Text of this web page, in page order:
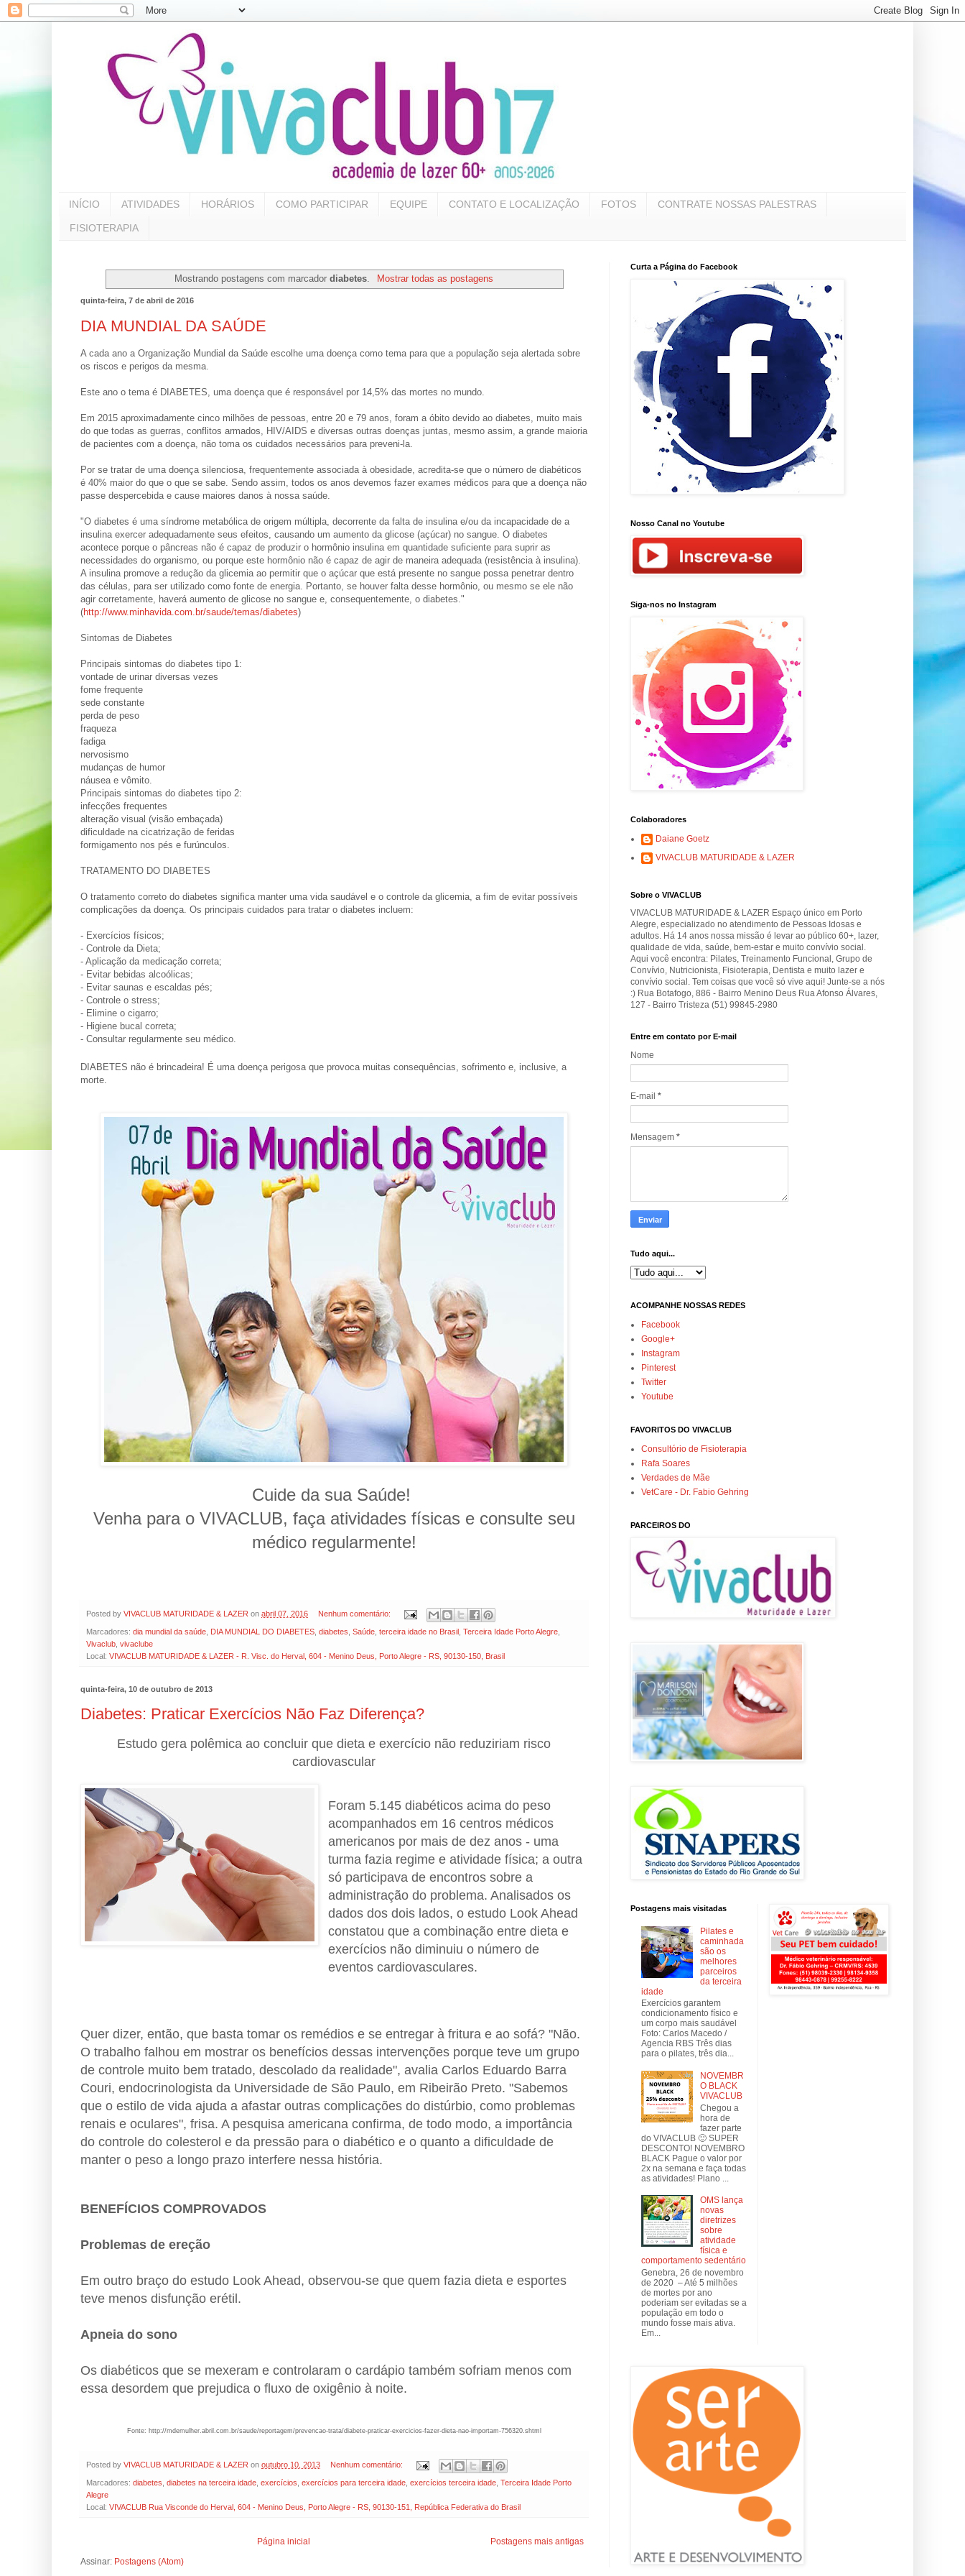
INÍCIO ATIVIDADES HORÁRIOS COMO PARTICIPAR EQUIPE CONTATO E LOCALIZAÇÃO FOTOS CONTRATE NOSSAS PALESTRAS
FISIOTERAPIA
Mostrando postagens com marcadordiabetes Mostrar todas as postagens
quinta-feira, 7 de abril de 2016
DIA MUNDIAL DA SAÚDE
A cada ano a Organização Mundial da Saúde escolhe uma doença como tema para que a população seja alertada sobre
os riscos e perigos da mesma.
Este ano o tema é DIABETES, uma doença que é responsável por 14,5% das mortes no mundo.
Em 2015 aproximadamente cinco milhões de pessoas, entre 20 e 79 anos, foram a óbito devido ao diabetes, muito mais
do que todas as guerras, conflitos armados, HIV/AIDS e diversas outras doenças juntas, mesmo assim, a grande maioria
de pacientes com a doença, não toma os cuidados necessários para preveni-la.
Por se tratar de uma doença silenciosa, frequentemente associada à obesidade, acredita-se que o número de diabéticos
é 40% maior do que o que se sabe. Sendo assim, todos os anos devemos fazer exames médicos para que a doença não
passe despercebida e cause maiores danos à nossa saúde.
"O diabetes é uma síndrome metabólica de origem múltipla, decorrente da falta de insulina e/ou da incapacidade de a
insulina exercer adequadamente seus efeitos, causando um aumento da glicose (açúcar) no sangue. O diabetes
acontece porque o pâncreas não é capaz de produzir o hormônio insulina em quantidade suficiente para suprir as
necessidades do organismo, ou porque este hormônio não é capaz de agir de maneira adequada (resistência à insulina).
A insulina promove a redução da glicemia ao permitir que o açúcar que está presente no sangue possa penetrar dentro
das células, para ser utilizado como fonte de energia. Portanto, se houver falta desse hormônio, ou mesmo se ele não
agir corretamente, haverá aumento de glicose no sangue e, consequentemente, o diabetes."
(http://www.minhavida.com.br/saude/temas/diabetes)
Sintomas de Diabetes
Principais sintomas do diabetes tipo 1:
vontade de urinar diversas vezes
fome frequente
sede constante
perda de peso
fraqueza
fadiga
nervosismo
mudanças de humor
náusea e vômito.
Principais sintomas do diabetes tipo 2:
infecções frequentes
alteração visual (visão embaçada)
dificuldade na cicatrização de feridas
formigamento nos pés e furúnculos.
TRATAMENTO DO DIABETES
O tratamento correto do diabetes significa manter uma vida saudável e o controle da glicemia, a fim de evitar possíveis
complicações da doença. Os principais cuidados para tratar o diabetes incluem:
- Exercícios físicos;
- Controle da Dieta;
- Aplicação da medicação correta;
- Evitar bebidas alcoólicas;
- Evitar saunas e escaldas pés;
- Controle o stress;
- Elimine o cigarro;
- Higiene bucal correta;
- Consultar regularmente seu médico.
DIABETES não é brincadeira! É uma doença perigosa que provoca muitas consequências, sofrimento e, inclusive, a
morte.
Cuide da sua Saúde!
Venha para o VIVACLUB, faça atividades físicas e consulte seu
médico regularmente!
Posted by VIVACLUB MATURIDADE & LAZER on abril 07, 2016 Nenhum comentário:
Marcadores: dia mundial da saúde DIA MUNDIAL DO DIABETES diabetes Saúde terceira idade no Brasil Terceira Idade Porto Alegre
Vivaclub vivaclube
Local: VIVACLUB MATURIDADE & LAZER - R. Visc. do Herval, 604 - Menino Deus, Porto Alegre - RS, 90130-150, Brasil
quinta-feira, 10 de outubro de 2013
Diabetes: Praticar Exercícios Não Faz Diferença?
Estudo gera polêmica ao concluir que dieta e exercício não reduziriam risco
cardiovascular
Foram 5.145 diabéticos acima do peso
acompanhados em 16 centros médicos
americanos por mais de dez anos - uma
turma fazia regime e atividade física; a outra
só participava de encontros sobre a
administração do problema. Analisados os
dados dos dois lados, o estudo Look Ahead
constatou que a combinação entre dieta e
exercícios não diminuiu o número de
eventos cardiovasculares.
Quer dizer, então, que basta tomar os remédios e se entregar à fritura e ao sofá? "Não.
O trabalho falhou em mostrar os benefícios dessas intervenções porque teve um grupo
de controle muito bem tratado, descolado da realidade", avalia Carlos Eduardo Barra
Couri, endocrinologista da Universidade de São Paulo, em Ribeirão Preto. "Sabemos
que o estilo de vida ajuda a afastar outras complicações do distúrbio, como problemas
renais e oculares", frisa. A pesquisa americana confirma, de todo modo, a importância
do controle do colesterol e da pressão para o diabético e o quanto a dificuldade de
manter o peso a longo prazo interfere nessa história.
BENEFÍCIOS COMPROVADOS
Problemas de ereção
Em outro braço do estudo Look Ahead, observou-se que quem fazia dieta e esportes
teve menos disfunção erétil.
Apneia do sono
Os diabéticos que se mexeram e controlaram o cardápio também sofriam menos com
essa desordem que prejudica o fluxo de oxigênio à noite.
Fonte: http://mdemulher.abril.com.br/saude/reportagem/prevencao-trata/diabete-praticar-exercicios-fazer-dieta-nao-importam-756320.shtml
Posted by VIVACLUB MATURIDADE & LAZER on outubro 10, 2013 Nenhum comentário:
Marcadores: diabetes diabetes na terceira idade exercícios exercícios para terceira idade exercícios terceira idade Terceira Idade Porto
Alegre
Local: VIVACLUB Rua Visconde do Herval, 604 - Menino Deus, Porto Alegre - RS, 90130-151, República Federativa do Brasil
Postagens mais antigas
Página inicial
Assinar: Postagens (Atom)
Curta a Página do Facebook
Nosso Canal no Youtube
Siga-nos no Instagram
Colaboradores
Daiane Goetz
VIVACLUB MATURIDADE & LAZER
Sobre o VIVACLUB
VIVACLUB MATURIDADE & LAZER Espaço único em Porto
Alegre, especializado no atendimento de Pessoas Idosas e
adultos. Há 14 anos nossa missão é levar ao público 60+, lazer,
qualidade de vida, saúde, bem-estar e muito convívio social.
Aqui você encontra: Pilates, Treinamento Funcional, Grupo de
Convívio, Nutricionista, Fisioterapia, Dentista e muito lazer e
convívio social. Tem coisas que você só vive aqui! Junte-se a nós
:) Rua Botafogo, 886 - Bairro Menino Deus Rua Afonso Álvares,
127 - Bairro Tristeza (51) 99845-2980
Entre em contato por E-mail
Nome
E-mail *
Mensagem *
Tudo aqui...
ACOMPANHE NOSSAS REDES
Facebook
Google+
Instagram
Pinterest
Twitter
Youtube
FAVORITOS DO VIVACLUB
Consultório de Fisioterapia
Rafa Soares
Verdades de Mãe
VetCare - Dr. Fabio Gehring
PARCEIROS DO
Postagens mais visitadas
Pilates e
caminhada
são os
melhores
parceiros
da terceira
idade
Exercícios garantem
condicionamento físico e
um corpo mais saudável
Foto: Carlos Macedo /
Agencia RBS Três dias
para o pilates, três dia...
NOVEMBR
O BLACK
VIVACLUB
Chegou a
hora de
fazer parte
do VIVACLUB 🙂 SUPER
DESCONTO! NOVEMBRO
BLACK Pague o valor por
2x na semana e faça todas
as atividades! Plano ...
OMS lança
novas
diretrizes
sobre
atividade
física e
comportamento sedentário
Genebra, 26 de novembro
de 2020 – Até 5 milhões
de mortes por ano
poderiam ser evitadas se a
população em todo o
mundo fosse mais ativa.
Em...